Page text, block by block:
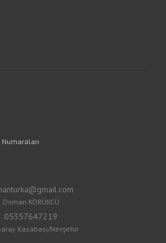
Osman KÖRÜKCÜ
05357647219
Kasabası/Nevşehir